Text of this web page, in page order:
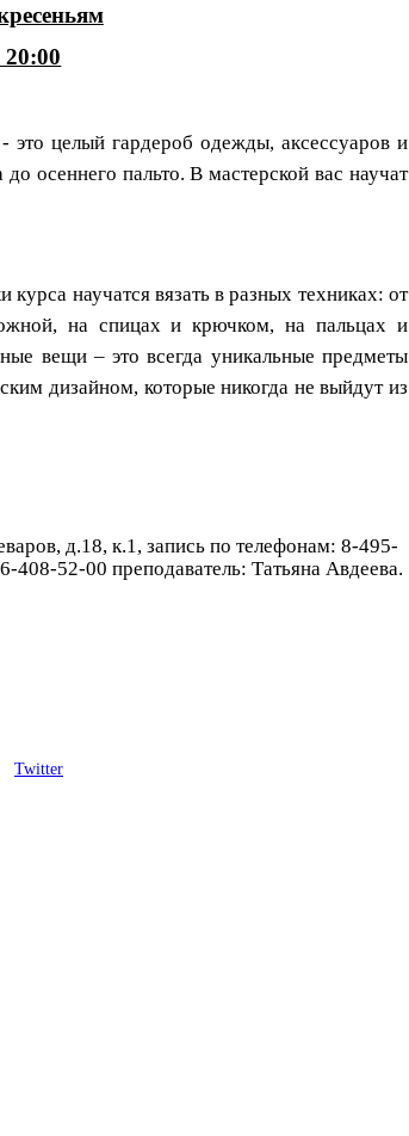
это целый гардероб одежды, аксессуаров и
осеннего пальто. В мастерской вас научат
курса научатся вязать в разных техниках: от
на спицах и крючком, на пальцах и
вещи – это всегда уникальные предметы
дизайном, которые никогда не выйдут из
д.18, к.1, запись по телефонам: 8-495-
408-52-00 преподаватель: Татьяна Авдеева.
Twitter